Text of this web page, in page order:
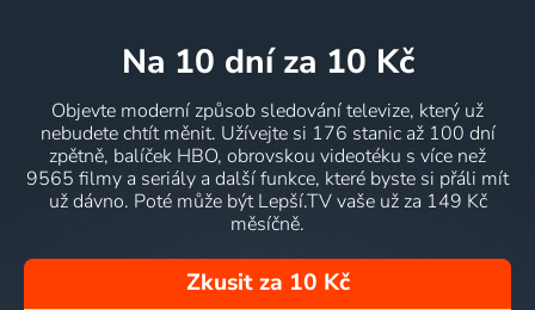
na 10 dní za 10 Kč
Objevte moderní způsob sledování televize, který už
nebudete chtít měnit. Užívejte si 176 stanic až 100 dní
zpětně, balíček HBO, obrovskou videotéku s více než
9565 filmy a seriály a další funkce, které byste si přáli mít
už dávno. Poté může být Lepší.TV vaše už za 149 Kč
měsíčně.
Zkusit za 10 Kč